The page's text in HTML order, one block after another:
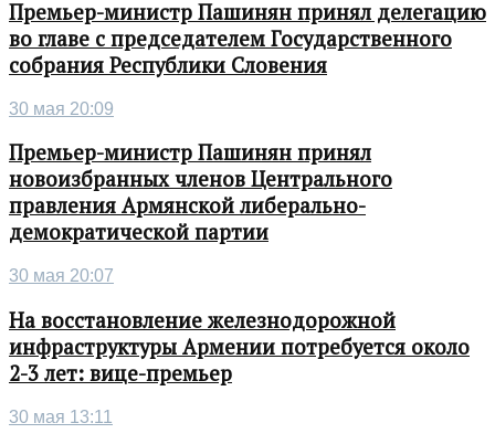
Премьер-министр Пашинян принял делегацию
во главе с председателем Государственного
собрания Республики Словения
30 мая 20:09
Премьер-министр Пашинян принял
новоизбранных членов Центрального
правления Армянской либерально-
демократической партии
30 мая 20:07
На восстановление железнодорожной
инфраструктуры Армении потребуется около
2-3 лет: вице-премьер
30 мая 13:11